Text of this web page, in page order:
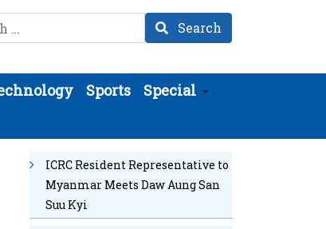
Search
Sports
Special
ICRC Resident Representative to
Myanmar Meets Daw Aung San
Suu Kyi